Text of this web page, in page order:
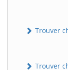
Trouver
Trouver